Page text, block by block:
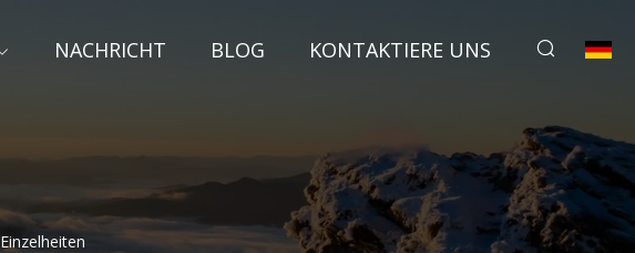
NACHRICHT BLOG KONTAKTIERE UNS
Einzelheiten